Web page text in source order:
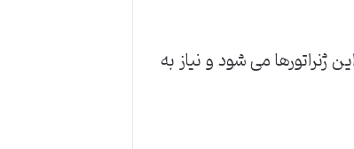
می شود و نیاز به